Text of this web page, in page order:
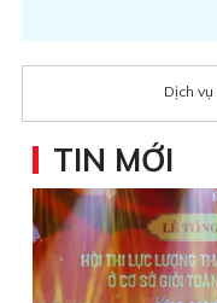
Dịch vụ
TIN MỚI